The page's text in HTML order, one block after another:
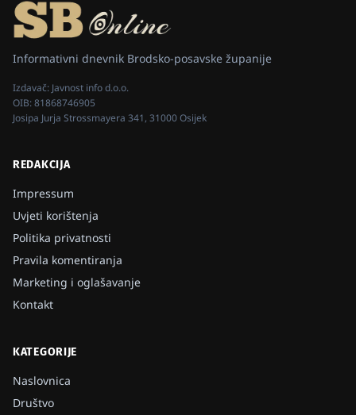
Informativni dnevnik Brodsko-posavske županije
Izdavač: Javnost info d.o.o.
OIB:81868746905
Josipa Jurja Strossmayera 341, 31000 Osijek
REDAKCIJA
Impressum
Uvjeti korištenja
Politika privatnosti
Pravila komentiranja
Marketing i oglašavanje
Kontakt
KATEGORIJE
Naslovnica
Društvo